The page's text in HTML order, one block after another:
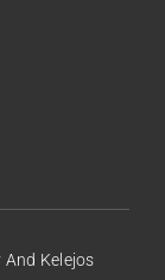
And Kelejos